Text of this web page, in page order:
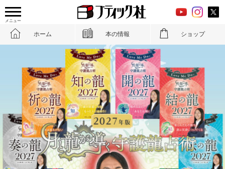
メニュー
ホーム 本の情報 ショップ